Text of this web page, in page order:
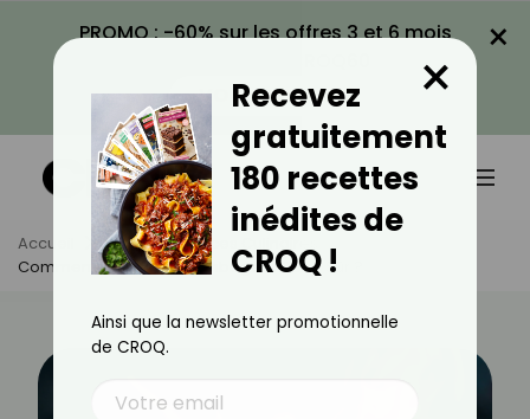
PROMO : -60% sur les offres 3 et 6 mois
VOIR LA PROMO
×
Accueil Actus
Astuces Culinaires
Comment Réussir Un Flambage À Coup Sûr ?
Recevez
gratuitement
180 recettes
inédites de
CROQ !
×
Ainsi que la newsletter promotionnelle
de CROQ.